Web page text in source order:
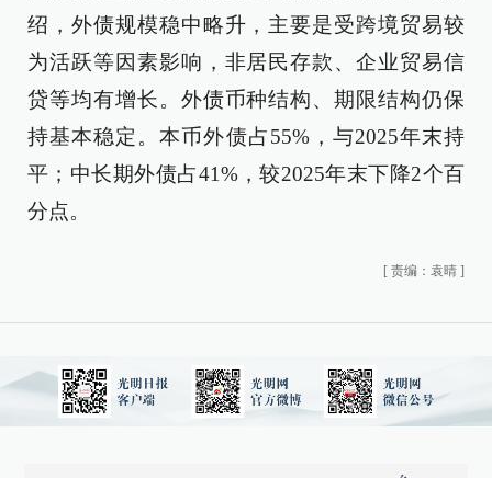
绍，外债规模稳中略升，主要是受跨境贸易较
为活跃等因素影响，非居民存款、企业贸易信
贷等均有增长。外债币种结构、期限结构仍保
持基本稳定。本币外债占55%，与2025年末持
平；中长期外债占41%，较2025年末下降2个百
分点。
[ 责编：袁晴 ]